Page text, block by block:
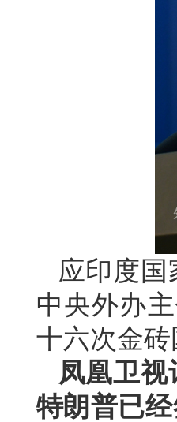
应印度
中央外办
十六次金
凤凰卫
特朗普已